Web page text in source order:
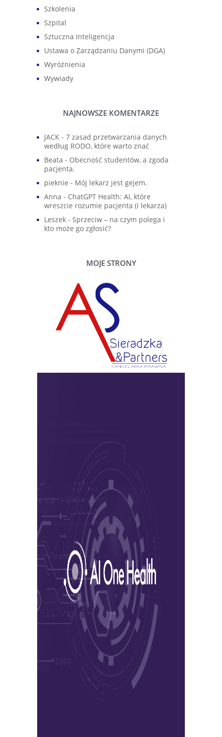
Szkolenia
Szpital
Sztuczna Inteligencja
Ustawa o Zarządzaniu Danymi (DGA)
Wyróżnienia
Wywiady
NAJNOWSZE KOMENTARZE
JACK - 7 zasad przetwarzania danych
według RODO, które warto znać
Beata - Obecność studentów, a zgoda
pacjenta.
pieknie - Mój lekarz jest gejem.
Anna - ChatGPT Health: AI, które
wreszcie rozumie pacjenta (i lekarza)
Leszek - Sprzeciw – na czym polega i
kto może go zgłosić?
MOJE STRONY